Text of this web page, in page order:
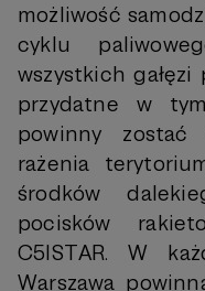
możliwość
cyklu
wszystkich gałęzi
przydatne w
powinny
rażenia
środków
pocisków
C5ISTAR. W
Warszawa